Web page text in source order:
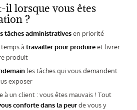
il lorsque vous êtes
?
tâches administrativesen priorité
à travailler pour produireet livrer
produit
les tâches qui vous demandent
exposer
à un client : vous êtes mauvais ! Tout
conforte dans la peurde vous y